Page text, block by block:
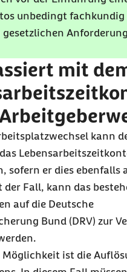
Regelungen zur
für GmbH-Geschäftsführer
nicht mit deren
(BFH, Az. I R 26/15).
einer
durch Einzahlungen in
oder durch einen
unbedingt fachkundig
gesetzlichen
mit
kann
sofern er dies ebenfalls
der Fall, kann das
auf die Deutsche
Bund (DRV) zur
Möglichkeit ist die